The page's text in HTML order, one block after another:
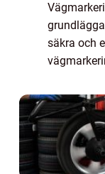
säkra och